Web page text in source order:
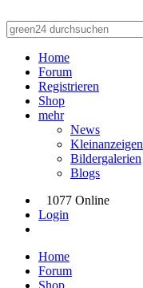
Home
Forum
Registrieren
Shop
mehr
News
Kleinanzeigen
Bildergalerien
Blogs
1077 Online
Login
Home
Forum
Shop